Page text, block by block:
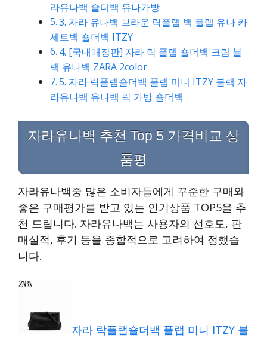
라유나백 숄더백 유나가방
3. 자라 유나백 브라운 락플랩 백 플랩 유나 카
세트백 숄더백 ITZY
4. [국내매장판] 자라 락 플랩 숄더백 크림 블
랙 유나백 ZARA 2color
5. 자라 락플랩숄더백 플랩 미니 ITZY 블랙 자
라유나백 유나백 락 가방 숄더백
자라유나백 추천 Top 5 가격비교 상
품평
자라유나백중 많은 소비자들에게 꾸준한 구매와
좋은 구매평가를 받고 있는 인기상품 TOP5을 추
천 드립니다. 자라유나백는 사용자의 선호도, 판
매실적, 후기 등을 종합적으로 고려하여 정했습
니다.
자라 락플랩숄더백 플랩 미니 ITZY 블